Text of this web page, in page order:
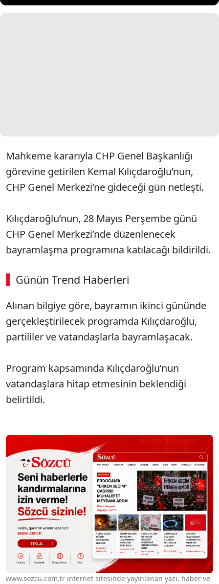
Mahkeme kararıyla CHP Genel Başkanlığı
görevine getirilen Kemal Kılıçdaroğlu’nun,
CHP Genel Merkezi’ne gideceği gün netleşti.
Kılıçdaroğlu’nun, 28 Mayıs Perşembe günü
CHP Genel Merkezi’nde düzenlenecek
bayramlaşma programına katılacağı bildirildi.
Günün Trend Haberleri
00:02 / 03:53
Sesi Aç
Alınan bilgiye göre, bayramın ikinci gününde
gerçekleştirilecek programda Kılıçdaroğlu,
partililer ve vatandaşlarla bayramlaşacak.
Program kapsamında Kılıçdaroğlu’nun
vatandaşlara hitap etmesinin beklendiği
belirtildi.
www.sozcu.com.tr internet sitesinde yayınlanan yazı, haber ve